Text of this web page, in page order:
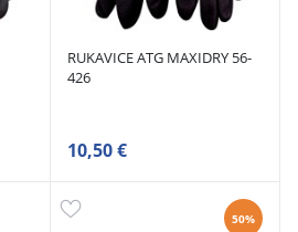
RUKAVICE ATG MAXIDRY 56-
426
10,50 €
50%